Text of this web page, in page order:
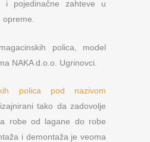
i pojedinačne zahteve u
polica, model
NAKA d.o.o. Ugrinovci.
polica pod nazivom
tako da zadovolje
robe od lagane do robe
i demontaža je veoma